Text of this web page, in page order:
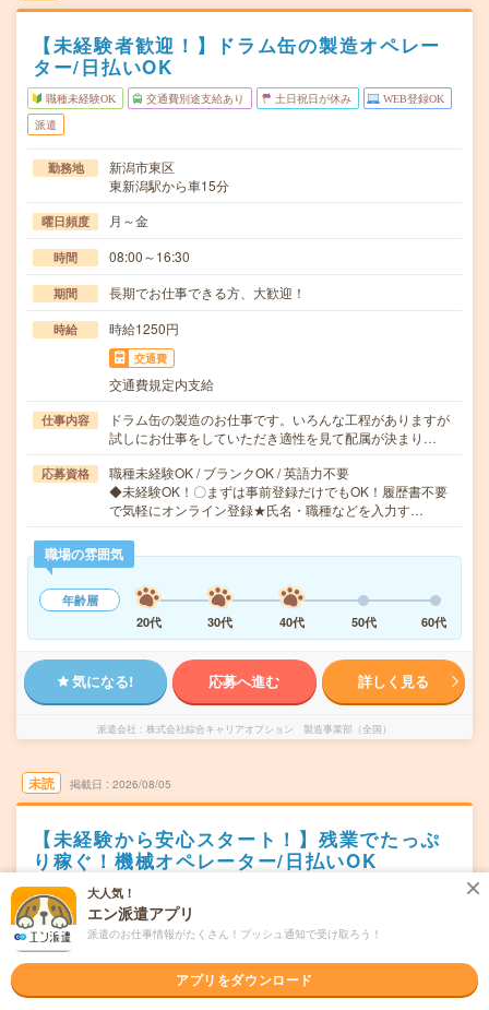
【未経験者歓迎！】ドラム缶の製造オペレー
ター/日払いOK
職種未経験OK 交通費別途支給あり 土日祝日が休み WEB登録OK
派遣
勤務地
新潟市東区
東新潟駅から車15分
曜日頻度 月～金
時間 08:00～16:30
期間 長期でお仕事できる方、大歓迎！
時給 時給1250円
交通費
交通費規定内支給
仕事内容
ドラム缶の製造のお仕事です。いろんな工程がありますが
試しにお仕事をしていただき適性を見て配属が決まり…
応募資格
職種未経験OK / ブランクOK / 英語力不要
◆未経験OK！〇まずは事前登録だけでもOK！履歴書不要
で気軽にオンライン登録★氏名・職種などを入力す…
職場の雰囲気
年齢層
20代
30代 40代 50代 60代
気になる! 応募へ進む 詳しく見る
派遣会社 株式会社綜合キャリアオプション 製造事業部（全国）
未読 掲載日 2026/08/05
【未経験から安心スタート！】残業でたっぷ
り稼ぐ！機械オペレーター/日払いOK
職種未経験OK
勤務地
新潟県阿賀野市
大人気！
エン派遣アプリ
派遣のお仕事情報がたくさん！プッシュ通知で受け取ろう！
アプリをダウンロード